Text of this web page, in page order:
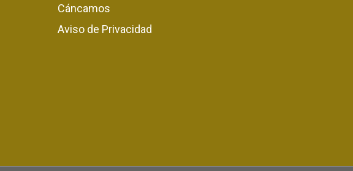
Cáncamos
Aviso de Privacidad